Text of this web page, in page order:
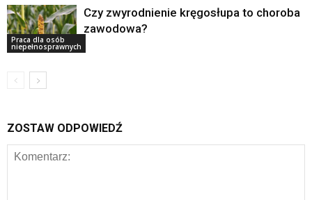
Praca dla osób
niepełnosprawnych
Czy zwyrodnienie kręgosłupa to choroba
zawodowa?
ZOSTAW ODPOWIEDŹ